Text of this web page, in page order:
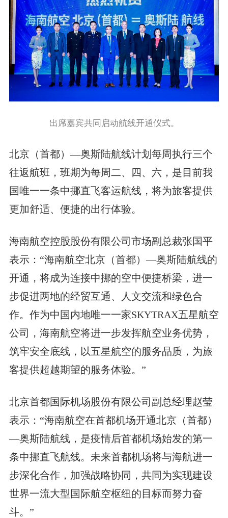
出席嘉宾共同启动航线开通仪式。
北京（首都）—奥斯陆航线计划每周执行三个
往返航班，班期为每周二、四、六，是目前我
国唯一一条中挪直飞客运航线，将为旅客提供
更加舒适、便捷的出行体验。
海南航空控股股份有限公司市场副总裁张国平
表示：“海南航空北京（首都）—奥斯陆航线的
开通，将成为连接中挪的空中便捷桥梁，进一
步促进两地的经贸互通、人文交流和绿色合
作。作为中国内地唯一一家SKYTRAX五星航空
公司，海南航空将进一步发挥航空业务优势，
筑牢安全底线，以五星航空的服务品质，为旅
客提供超越期望的服务体验。”
北京首都国际机场股份有限公司副总经理赵莹
表示：“海南航空在首都机场开通北京（首都）
—奥斯陆航线，是疫情后首都机场始发的第一
条中挪直飞航线。未来首都机场将与海航进一
步深化合作，加强战略协同，共同为实现建设
世界一流大型国际航空枢纽的目标而努力奋
斗。”